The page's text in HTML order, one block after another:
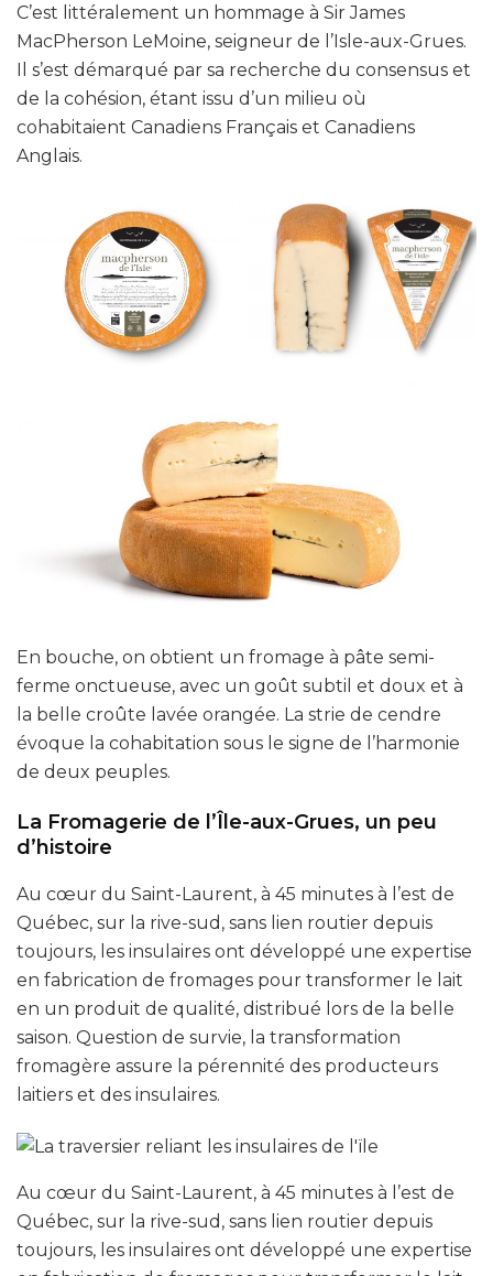
C’est littéralement un hommage à Sir James
MacPherson LeMoine, seigneur de l’Isle-aux-Grues.
Il s’est démarqué par sa recherche du consensus et
de la cohésion, étant issu d’un milieu où
cohabitaient Canadiens Français et Canadiens
Anglais.
En bouche, on obtient un fromage à pâte semi-
ferme onctueuse, avec un goût subtil et doux et à
la belle croûte lavée orangée. La strie de cendre
évoque la cohabitation sous le signe de l’harmonie
de deux peuples.
La Fromagerie de l’Île-aux-Grues, un peu
d’histoire
Au cœur du Saint-Laurent, à 45 minutes à l’est de
Québec, sur la rive-sud, sans lien routier depuis
toujours, les insulaires ont développé une expertise
en fabrication de fromages pour transformer le lait
en un produit de qualité, distribué lors de la belle
saison. Question de survie, la transformation
fromagère assure la pérennité des producteurs
laitiers et des insulaires.
Au cœur du Saint-Laurent, à 45 minutes à l’est de
Québec, sur la rive-sud, sans lien routier depuis
toujours, les insulaires ont développé une expertise